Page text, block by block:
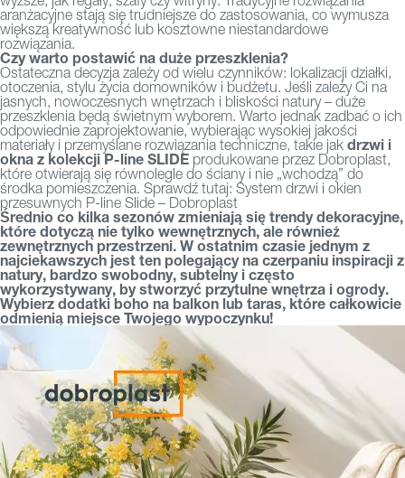
aranżacyjne stają się trudniejsze do zastosowania, co wymusza
większą kreatywność lub kosztowne niestandardowe
rozwiązania.
Czy warto postawić na duże przeszklenia?
Ostateczna decyzja zależy od wielu czynników: lokalizacji działki,
otoczenia, stylu życia domowników i budżetu. Jeśli zależy Ci na
jasnych, nowoczesnych wnętrzach i bliskości natury – duże
przeszklenia będą świetnym wyborem. Warto jednak zadbać o ich
odpowiednie zaprojektowanie, wybierając wysokiej jakości
materiały i przemyślane rozwiązania techniczne, takie jak drzwi i
okna z kolekcji P-line SLIDE produkowane przez Dobroplast,
które otwierają się równolegle do ściany i nie „wchodzą” do
środka pomieszczenia. Sprawdź tutaj: System drzwi i okien
przesuwnych P-line Slide – Dobroplast
Średnio co kilka sezonów zmieniają się trendy dekoracyjne,
które dotyczą nie tylko wewnętrznych, ale również
zewnętrznych przestrzeni. W ostatnim czasie jednym z
najciekawszych jest ten polegający na czerpaniu inspiracji z
natury, bardzo swobodny, subtelny i często
wykorzystywany, by stworzyć przytulne wnętrza i ogrody.
Wybierz dodatki boho na balkon lub taras, które całkowicie
odmienią miejsce Twojego wypoczynku!